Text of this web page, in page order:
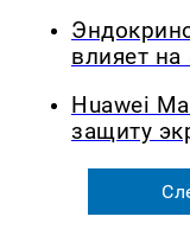
влияет на
Huawei
защиту